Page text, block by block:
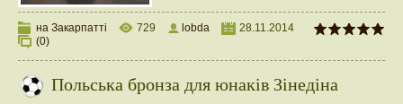
на Закарпатті 729 lobda
28.11.2014
(0)
Польська бронза для юнаків Зінедіна